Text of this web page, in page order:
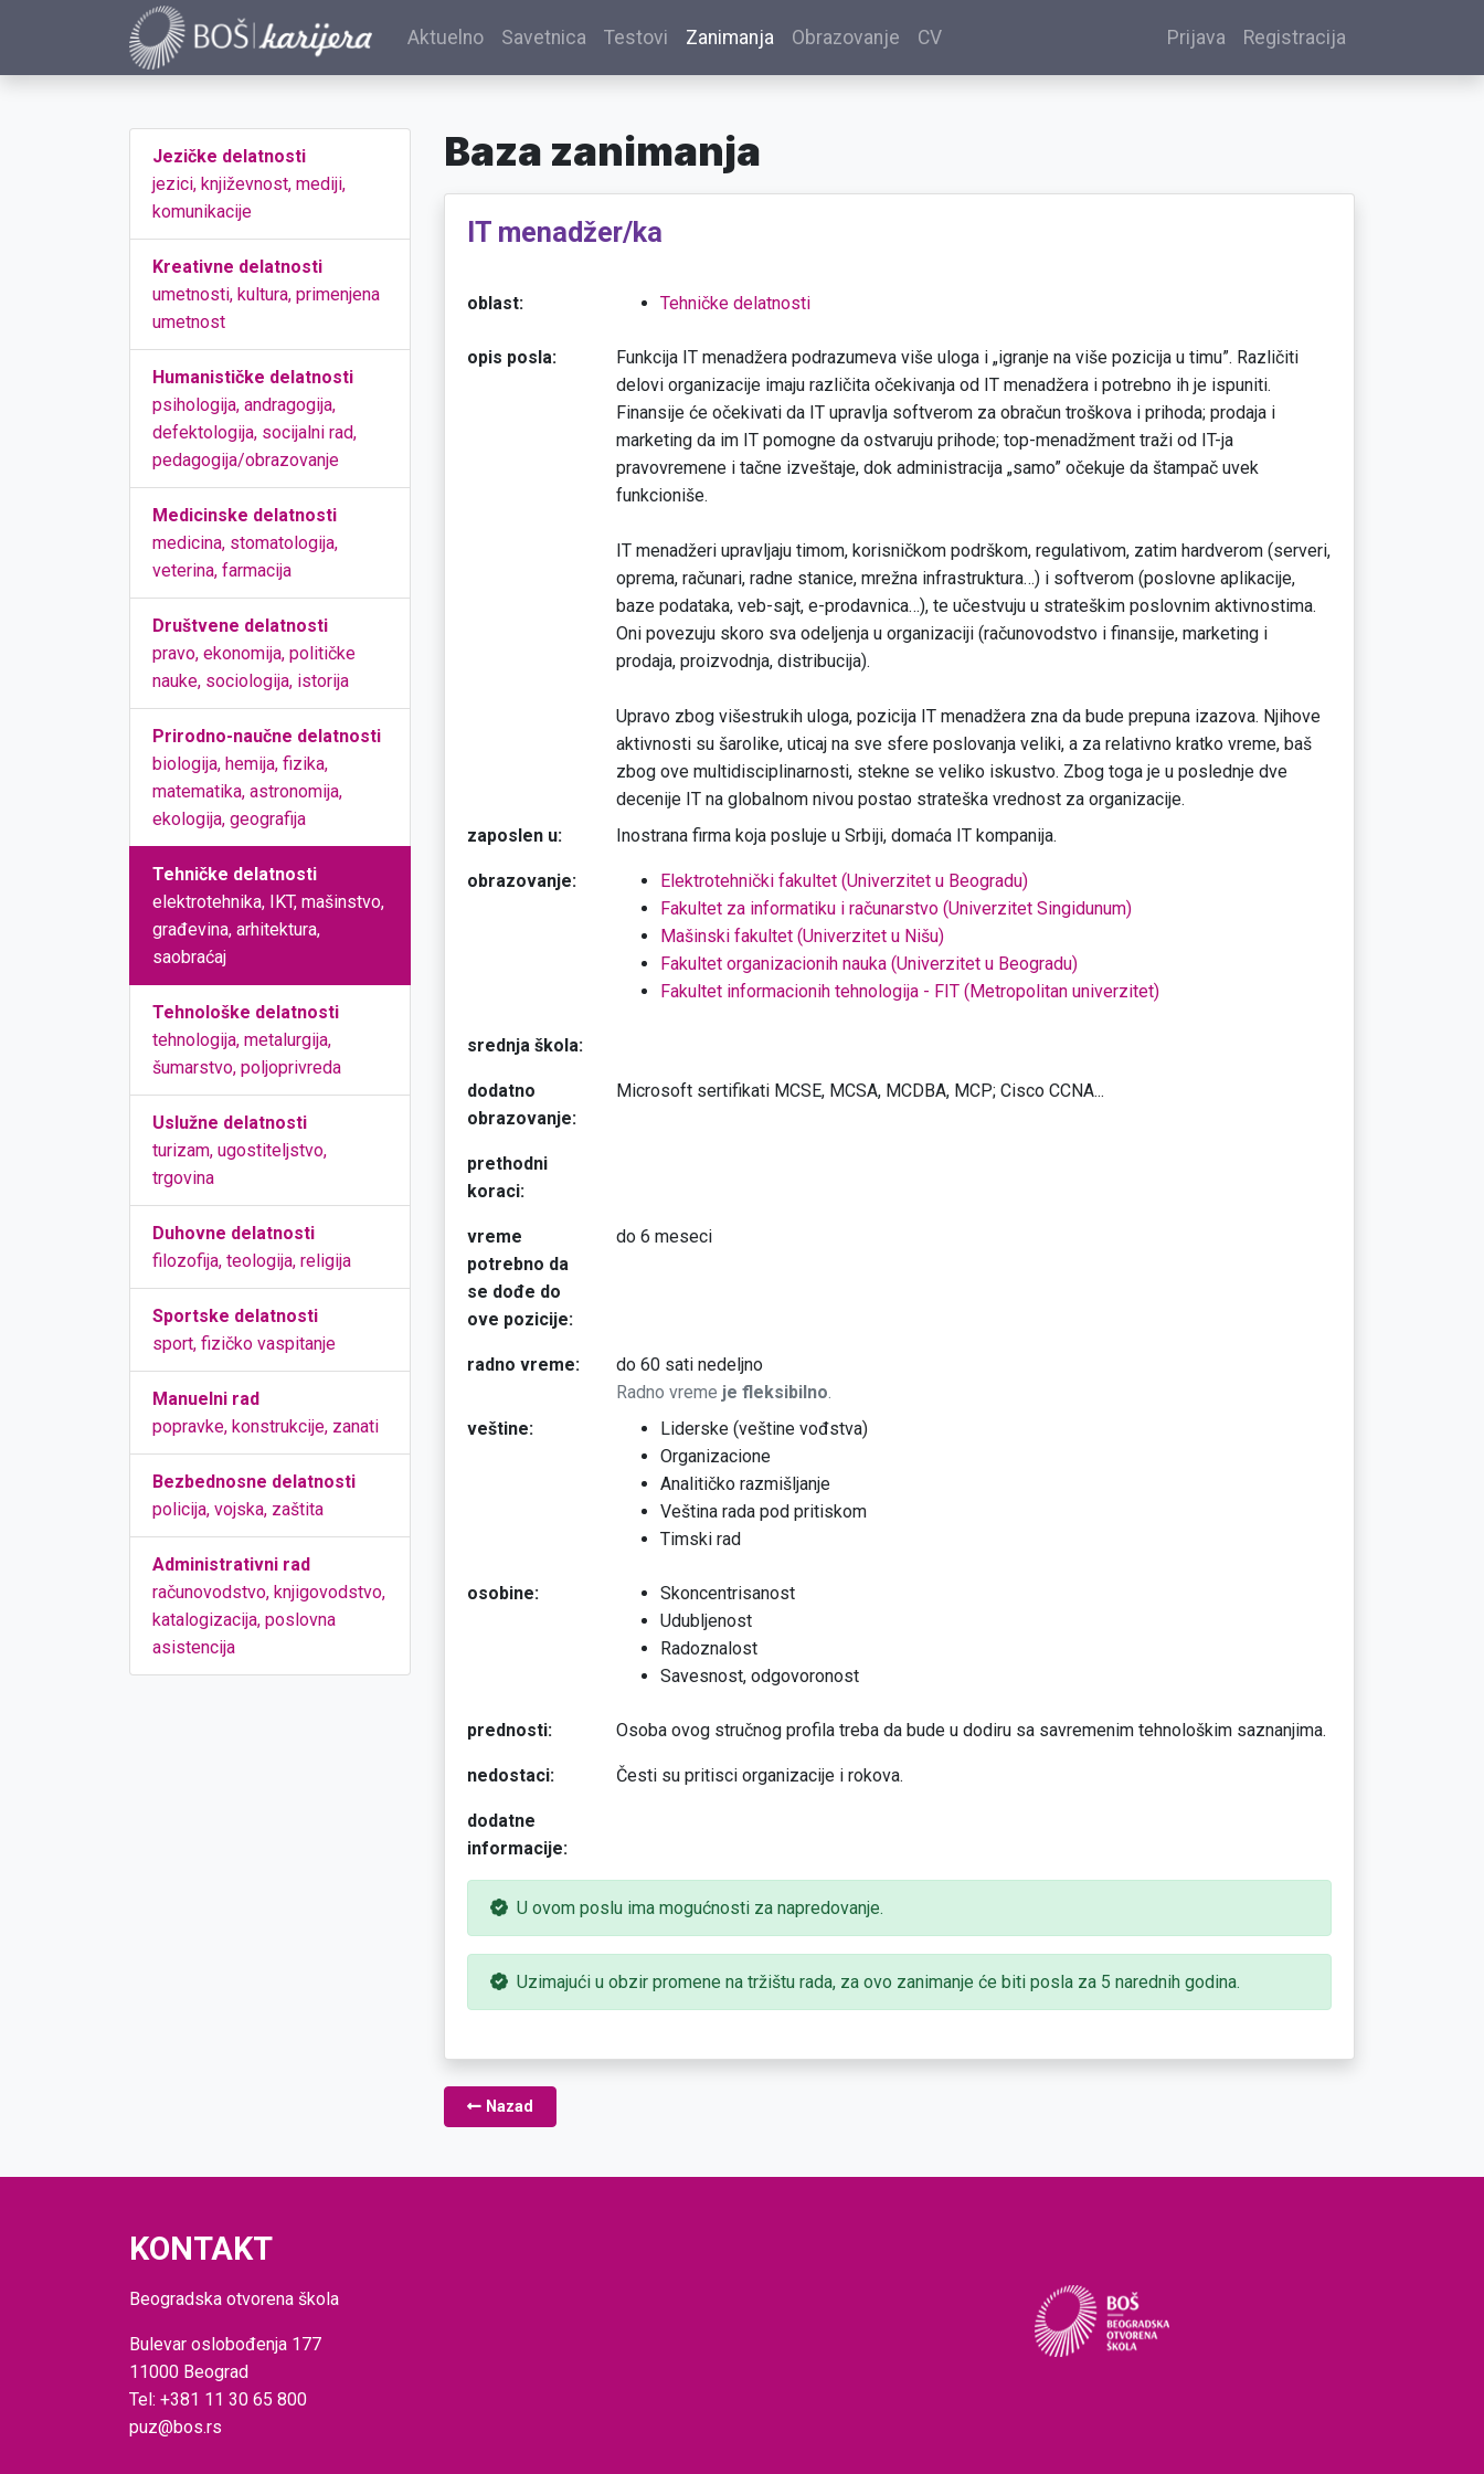
Aktuelno Savetnica Testovi Zanimanja Obrazovanje CV Prijava Registracija
Jezičke delatnosti
jezici, književnost, mediji,
komunikacije
Kreativne delatnosti
umetnosti, kultura, primenjena
umetnost
Humanističke delatnosti
psihologija, andragogija,
defektologija, socijalni rad,
pedagogija/obrazovanje
Medicinske delatnosti
medicina, stomatologija,
veterina, farmacija
Društvene delatnosti
pravo, ekonomija, političke
nauke, sociologija, istorija
Prirodno-naučne delatnosti
biologija, hemija, fizika,
matematika, astronomija,
ekologija, geografija
Tehničke delatnosti
elektrotehnika, IKT, mašinstvo,
građevina, arhitektura,
saobraćaj
Tehnološke delatnosti
tehnologija, metalurgija,
šumarstvo, poljoprivreda
Uslužne delatnosti
turizam, ugostiteljstvo,
trgovina
Duhovne delatnosti
filozofija, teologija, religija
Sportske delatnosti
sport, fizičko vaspitanje
Manuelni rad
popravke, konstrukcije, zanati
Bezbednosne delatnosti
policija, vojska, zaštita
Administrativni rad
računovodstvo, knjigovodstvo,
katalogizacija, poslovna
asistencija
Baza zanimanja
IT menadžer/ka
oblast: Tehničke delatnosti
opis posla:
Funkcija IT menadžera podrazumeva više uloga i „igranje na više pozicija u timu”. Različiti
delovi organizacije imaju različita očekivanja od IT menadžera i potrebno ih je ispuniti.
Finansije će očekivati da IT upravlja softverom za obračun troškova i prihoda; prodaja i
marketing da im IT pomogne da ostvaruju prihode; top-menadžment traži od IT-ja
pravovremene i tačne izveštaje, dok administracija „samo” očekuje da štampač uvek
funkcioniše.
IT menadžeri upravljaju timom, korisničkom podrškom, regulativom, zatim hardverom (serveri,
oprema, računari, radne stanice, mrežna infrastruktura…) i softverom (poslovne aplikacije,
baze podataka, veb-sajt, e-prodavnica…), te učestvuju u strateškim poslovnim aktivnostima.
Oni povezuju skoro sva odeljenja u organizaciji (računovodstvo i finansije, marketing i
prodaja, proizvodnja, distribucija).
Upravo zbog višestrukih uloga, pozicija IT menadžera zna da bude prepuna izazova. Njihove
aktivnosti su šarolike, uticaj na sve sfere poslovanja veliki, a za relativno kratko vreme, baš
zbog ove multidisciplinarnosti, stekne se veliko iskustvo. Zbog toga je u poslednje dve
decenije IT na globalnom nivou postao strateška vrednost za organizacije.
zaposlen u:
Inostrana firma koja posluje u Srbiji, domaća IT kompanija.
obrazovanje:
Elektrotehnički fakultet (Univerzitet u Beogradu)
Fakultet za informatiku i računarstvo (Univerzitet Singidunum)
Mašinski fakultet (Univerzitet u Nišu)
Fakultet organizacionih nauka (Univerzitet u Beogradu)
Fakultet informacionih tehnologija - FIT (Metropolitan univerzitet)
srednja škola:
dodatno
obrazovanje:
Microsoft sertifikati MCSE, MCSA, MCDBA, MCP; Cisco CCNA...
prethodni
koraci:
vreme
potrebno da
se dođe do
ove pozicije:
do 6 meseci
radno vreme:
do 60 sati nedeljno
Radno vreme je fleksibilno
veštine:
Liderske (veštine vođstva)
Organizacione
Analitičko razmišljanje
Veština rada pod pritiskom
Timski rad
osobine:
Skoncentrisanost
Udubljenost
Radoznalost
Savesnost, odgovoronost
prednosti: Osoba ovog stručnog profila treba da bude u dodiru sa savremenim tehnološkim saznanjima.
nedostaci: Česti su pritisci organizacije i rokova.
dodatne
informacije:
U ovom poslu ima mogućnosti za napredovanje.
Uzimajući u obzir promene na tržištu rada, za ovo zanimanje će biti posla za 5 narednih godina.
Nazad
KONTAKT
Beogradska otvorena škola
Bulevar oslobođenja 177
11000 Beograd
Tel: +381 11 30 65 800
puz@bos.rs